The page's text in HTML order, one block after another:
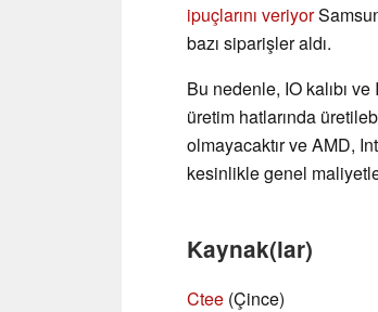
ipuçlarını veriyor
bazı siparişler aldı.
Bu nedenle, IO kalıbı
üretim hatlarında
olmayacaktır ve AMD,
kesinlikle genel
Kaynak(lar)
Ctee (Çince)